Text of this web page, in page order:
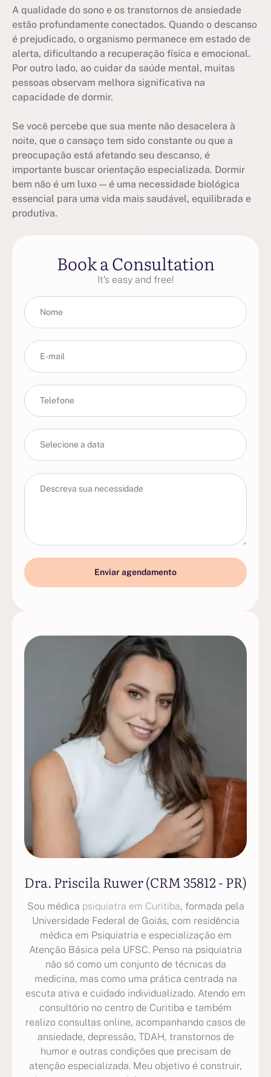
A qualidade do sono e os transtornos de ansiedade
estão profundamente conectados. Quando o descanso
é prejudicado, o organismo permanece em estado de
alerta, dificultando a recuperação física e emocional.
Por outro lado, ao cuidar da saúde mental, muitas
pessoas observam melhora significativa na
capacidade de dormir.
Se você percebe que sua mente não desacelera à
noite, que o cansaço tem sido constante ou que a
preocupação está afetando seu descanso, é
importante buscar orientação especializada. Dormir
bem não é um luxo — é uma necessidade biológica
essencial para uma vida mais saudável, equilibrada e
produtiva.
Book a Consultation
It’s easy and free!
Enviar agendamento
Dra. Priscila Ruwer (CRM 35812 - PR)
Sou médica psiquiatra em Curitiba, formada pela
Universidade Federal de Goiás, com residência
médica em Psiquiatria e especialização em
Atenção Básica pela UFSC. Penso na psiquiatria
não só como um conjunto de técnicas da
medicina, mas como uma prática centrada na
escuta ativa e cuidado individualizado. Atendo em
consultório no centro de Curitiba e também
realizo consultas online, acompanhando casos de
ansiedade, depressão, TDAH, transtornos de
humor e outras condições que precisam de
atenção especializada. Meu objetivo é construir,